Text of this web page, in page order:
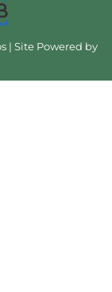
| Site Powered by